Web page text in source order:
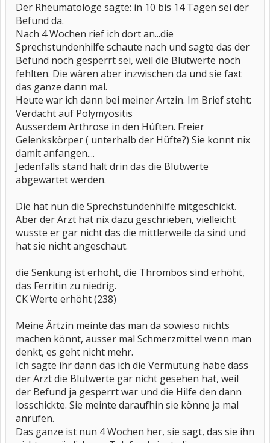
Der Rheumatologe sagte: in 10 bis 14 Tagen sei der
Befund da.
Nach 4 Wochen rief ich dort an...die
Sprechstundenhilfe schaute nach und sagte das der
Befund noch gesperrt sei, weil die Blutwerte noch
fehlten. Die wären aber inzwischen da und sie faxt
das ganze dann mal.
Heute war ich dann bei meiner Ärtzin. Im Brief steht:
Verdacht auf Polymyositis
Ausserdem Arthrose in den Hüften. Freier
Gelenkskörper ( unterhalb der Hüfte?) Sie konnt nix
damit anfangen....
Jedenfalls stand halt drin das die Blutwerte
abgewartet werden.
Die hat nun die Sprechstundenhilfe mitgeschickt.
Aber der Arzt hat nix dazu geschrieben, vielleicht
wusste er gar nicht das die mittlerweile da sind und
hat sie nicht angeschaut.
die Senkung ist erhöht, die Thrombos sind erhöht,
das Ferritin zu niedrig.
CK Werte erhöht (238)
Meine Ärtzin meinte das man da sowieso nichts
machen könnt, ausser mal Schmerzmittel wenn man
denkt, es geht nicht mehr.
Ich sagte ihr dann das ich die Vermutung habe dass
der Arzt die Blutwerte gar nicht gesehen hat, weil
der Befund ja gesperrt war und die Hilfe den dann
losschickte. Sie meinte daraufhin sie könne ja mal
anrufen.
Das ganze ist nun 4 Wochen her, sie sagt, das sie ihn